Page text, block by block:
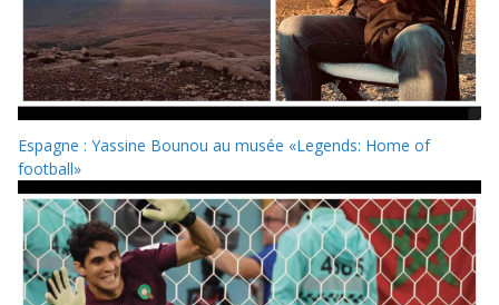
Espagne : Yassine Bounou au musée «Legends: Home of
football»